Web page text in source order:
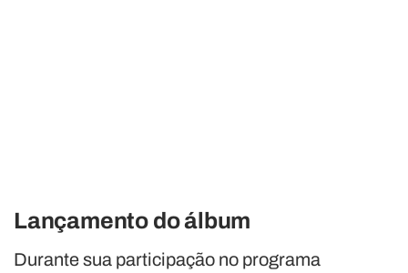
Lançamento do álbum
Durante sua participação no programa